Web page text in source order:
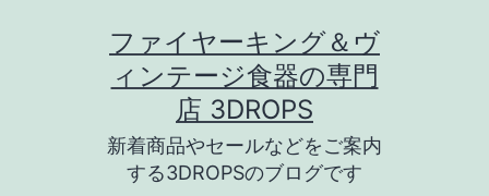
ファイヤーキング＆ヴ
ィンテージ食器の専門
店 3DROPS
新着商品やセールなどをご案内
する3DROPSのブログです